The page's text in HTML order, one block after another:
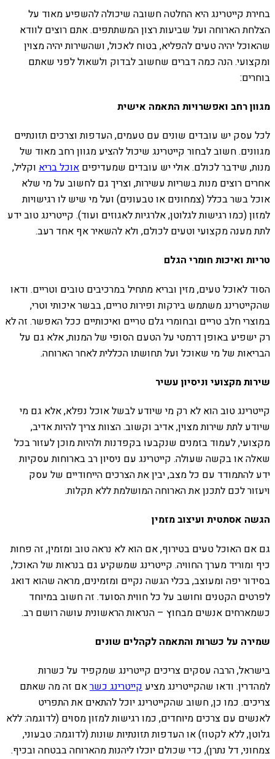
בחירת קייטרינג היא החלטה חשובה שיכולה להשפיע מאוד על
הצלחת הארוחה ועל שביעות רצון המשתתפים. אתם רוצים לוודא
שהאוכל יהיה טעים להפליא, בטוח לאכול, ושהשירות יהיה מצוין
ומקצועי. הנה כמה דברים שחשוב לבדוק ולשאול לפני שאתם
בוחרים:
מגוון רחב ואפשרויות התאמה אישית
לכל עסק יש עובדים שונים עם טעמים, העדפות וצרכים תזונתיים
מגוונים. חשוב לבחור קייטרינג שיכול להציע מגוון רחב מאוד של
מנות, שידבר לכולם. אולי יש עובדים שמעדיפים אוכל בריא וקליל,
אחרים רוצים מנות בשריות עשירות, וצריך גם לחשוב על מי שלא
אוכל בשר בכלל (צמחונים או טבעונים) ועל מי שיש לו רגישויות
למזון (כמו רגישות לגלוטן, אלרגיות לאגוזים ועוד). קייטרינג טוב ידע
לתת מענה מקצועי וטעים לכולם, ולא להשאיר אף אחד רעב.
טריות ואיכות חומרי הגלם
הסוד לאוכל טעים, מזין ובריא מתחיל במרכיבים טובים וטריים. ודאו
שהקייטרינג משתמש בירקות ופירות טריים, בבשר איכותי וטרי,
במוצרי חלב טריים ובחומרי גלם טריים ואיכותיים ככל האפשר. זה לא
רק ישפיע באופן דרמטי על הטעם הסופי של המנות, אלא גם על
הבריאות של מי שאוכל ועל תחושתו הכללית לאחר הארוחה.
שירות מקצועי וניסיון עשיר
קייטרינג טוב הוא לא רק מי שיודע לבשל אוכל נפלא, אלא גם מי
שיודע לתת שירות מצוין, אדיב וקשוב. הצוות צריך להיות אדיב,
מקצועי, לעמוד בזמנים שנקבעו בקפדנות ולהיות מוכן לעזור בכל
שאלה או בקשה שעולה. קייטרינג עם ניסיון רב בארוחות עסקיות
ידע להתמודד עם כל מצב, יבין את הצרכים הייחודיים של עסק
ויעזור לכם לתכנן את הארוחה המושלמת ללא תקלות.
הגשה אסתטית ועיצוב מזמין
גם אם האוכל טעים בטירוף, אם הוא לא נראה טוב ומזמין, זה פחות
כיף ומוריד מערך החוויה. קייטרינג שמשקיע גם בנראות של האוכל,
בסידור יפה ומעוצב, בכלי הגשה נקיים ומזמינים, מראה שהוא דואג
לפרטים הקטנים וחושב על כל חווית הסועד. זה חשוב במיוחד
כשמארחים אנשים מבחוץ – הנראות הראשונית עושה רושם רב.
שמירה על כשרות והתאמה לקהלים שונים
בישראל, הרבה עסקים צריכים קייטרינג שמקפיד על כשרות
למהדרין. ודאו שהקייטרינג מציע קייטרינג כשראם זה מה שאתם
צריכים. כמו כן, חשוב שהקייטרינג יוכל להתאים את התפריט
לאנשים עם צרכים מיוחדים, כמו רגישות למזון מסוים (לדוגמה: ללא
גלוטן, ללא לקטוז) או העדפות תזונתיות שונות (לדוגמה: טבעוני,
צמחוני, דל נתרן), כדי שכולם יוכלו ליהנות מהארוחה בבטחה ובכיף.